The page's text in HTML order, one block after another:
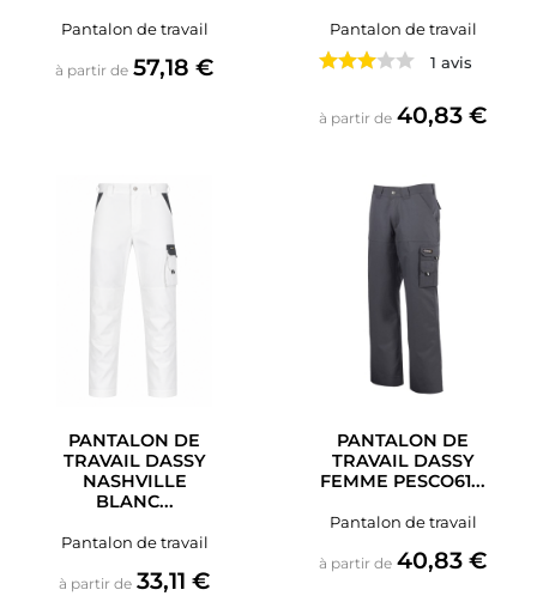
Pantalon de travail
à partir de Prix
57,18 €
Pantalon de travail
1 avis
à partir de Prix
40,83 €
PANTALON DE
TRAVAIL DASSY
NASHVILLE
BLANC...
Pantalon de travail
à partir de Prix
33,11 €
PANTALON DE
TRAVAIL DASSY
FEMME PESCO61...
Pantalon de travail
à partir de Prix
40,83 €